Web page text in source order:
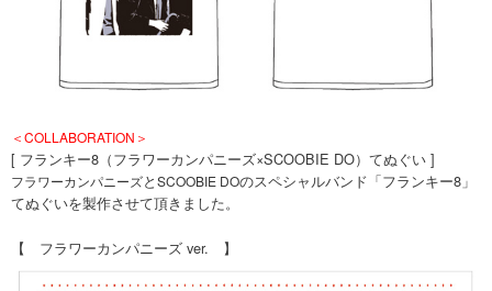
＜COLLABORATION＞
[ フランキー8（フラワーカンパニーズ×SCOOBIE DO）てぬぐい ]
フラワーカンパニーズとSCOOBIE DOのスペシャルバンド「フランキー8」
てぬぐいを製作させて頂きました。
【 フラワーカンパニーズ ver. 】